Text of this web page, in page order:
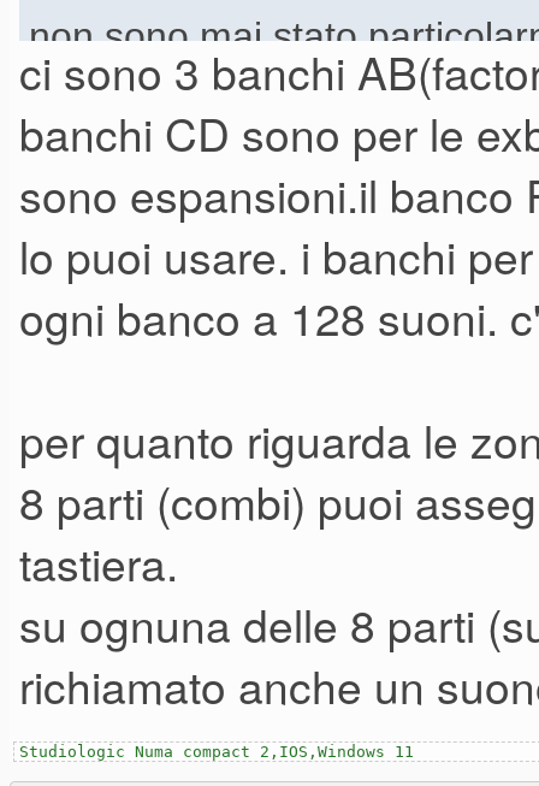
non sono mai stato
soprattutto per il peso
tutte bene, Studio ed
effetti praticamente un
appunto.
Volevo anche capire da chi
gestione zone, creazioni di
Dalle demo che ho sentito ci
combinati acustici + elettrici
suoni di fabbrica quelli
dall'utente o suoni di
ci sono 3 banchi
banchi CD sono per le
sono espansioni.il banco
lo puoi usare. i banchi
ogni banco a 128 suoni.
per quanto riguarda le
8 parti (combi) puoi
tastiera.
su ognuna delle 8 parti
richiamato anche un
Studiologic Numa compact 2,IOS,Windows 11